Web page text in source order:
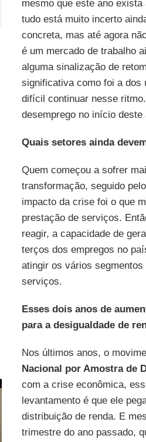
mesmo que este ano
tudo está muito incerto
concreta, mas até agora
é um mercado de trabalho
alguma sinalização de
significativa como foi a dos
difícil continuar nesse
desemprego no início deste
Quais setores ainda
Quem começou a sofrer
transformação, seguido
impacto da crise foi o que
prestação de serviços.
reagir, a capacidade de
terços dos empregos no
atingir os vários
serviços.
Esses dois anos de
para a desigualdade de
Nos últimos anos, o
Nacional por Amostra de
com a crise econômica,
levantamento é que ele
distribuição de renda. E
trimestre do ano passado,